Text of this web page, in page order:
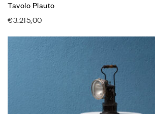
Tavolo Plauto
€3.215,00